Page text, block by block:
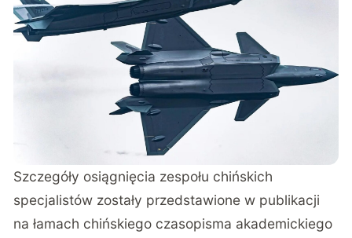
Szczegóły osiągnięcia zespołu chińskich
specjalistów zostały przedstawione w publikacji
na łamach chińskiego czasopisma akademickiego